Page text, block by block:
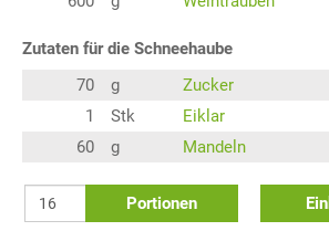
Zutaten für die Schneehaube
70
g
Zucker
1
Stk
Eiklar
60
g Mandeln
Portionen